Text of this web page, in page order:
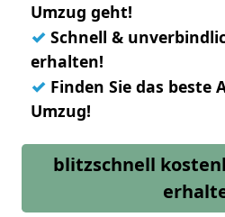
Umzug geht!
✓ Schnell &
erhalten!
✓ Finden Sie das beste
Umzug!
blitzschnell